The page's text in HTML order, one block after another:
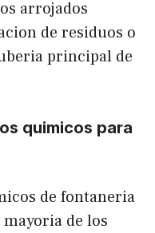
arrojados
de residuos o
principal de
quimicos para
de fontaneria
de los